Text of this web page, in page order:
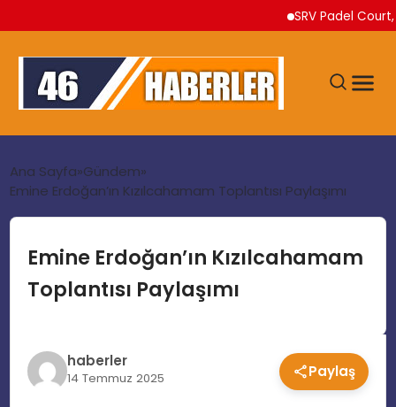
SRV Padel Court,
GÜNDEM
EKONOMI
TEKNOLOJI
Ana Sayfa Gündem
Emine Erdoğan’ın Kızılcahamam Toplantısı Paylaşımı
Emine Erdoğan’ın Kızılcahamam
Toplantısı Paylaşımı
haberler
14 Temmuz 2025 Paylaş